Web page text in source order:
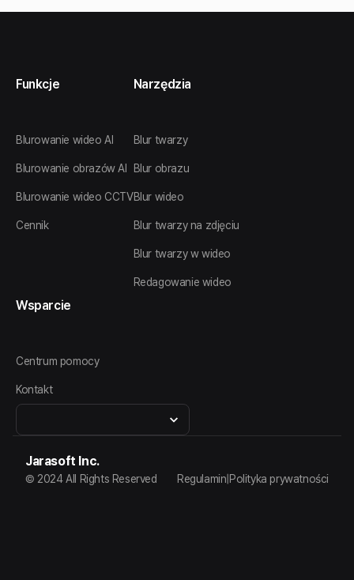
Funkcje
Blurowanie wideo AI
Blurowanie obrazów AI
Blurowanie wideo CCTV
Cennik
Narzędzia
Blur twarzy
Blur obrazu
Blur wideo
Blur twarzy na zdjęciu
Blur twarzy w wideo
Redagowanie wideo
Wsparcie
Centrum pomocy
Kontakt
Jarasoft Inc.
© 2024 All Rights Reserved Regulamin Polityka prywatności